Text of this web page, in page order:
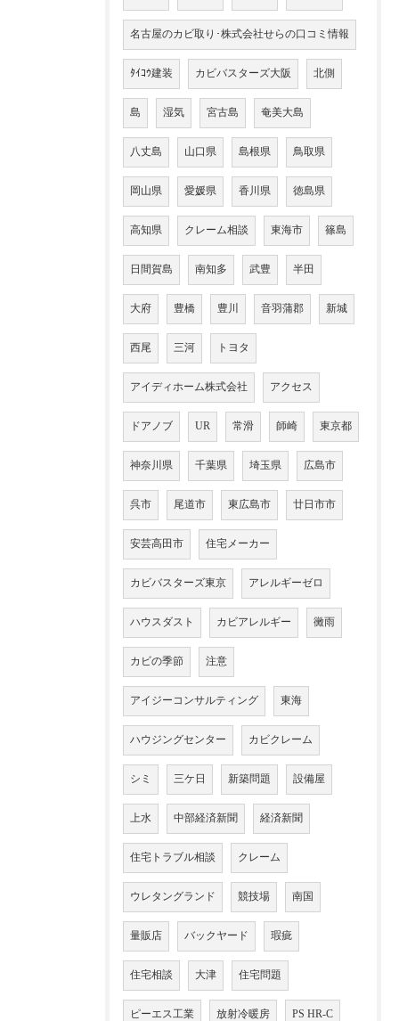
名古屋のカビ取り･株式会社せらの口コミ情報
ﾀｲｺｳ建装 カビバスターズ大阪 北側
島 湿気 宮古島 奄美大島
八丈島 山口県 島根県 鳥取県
岡山県 愛媛県 香川県 徳島県
高知県 クレーム相談 東海市 篠島
日間賀島 南知多 武豊 半田
大府 豊橋 豊川 音羽蒲郡 新城
西尾 三河 トヨタ
アイディホーム株式会社 アクセス
ドアノブ UR 常滑 師崎 東京都
神奈川県 千葉県 埼玉県 広島市
呉市 尾道市 東広島市 廿日市市
安芸高田市 住宅メーカー
カビバスターズ東京 アレルギーゼロ
ハウスダスト カビアレルギー 黴雨
カビの季節 注意
アイジーコンサルティング 東海
ハウジングセンター カビクレーム
シミ 三ケ日 新築問題 設備屋
上水 中部経済新聞 経済新聞
住宅トラブル相談 クレーム
ウレタングランド 競技場 南国
量販店 バックヤード 瑕疵
住宅相談 大津 住宅問題
ピーエス工業 放射冷暖房 PS HR-C